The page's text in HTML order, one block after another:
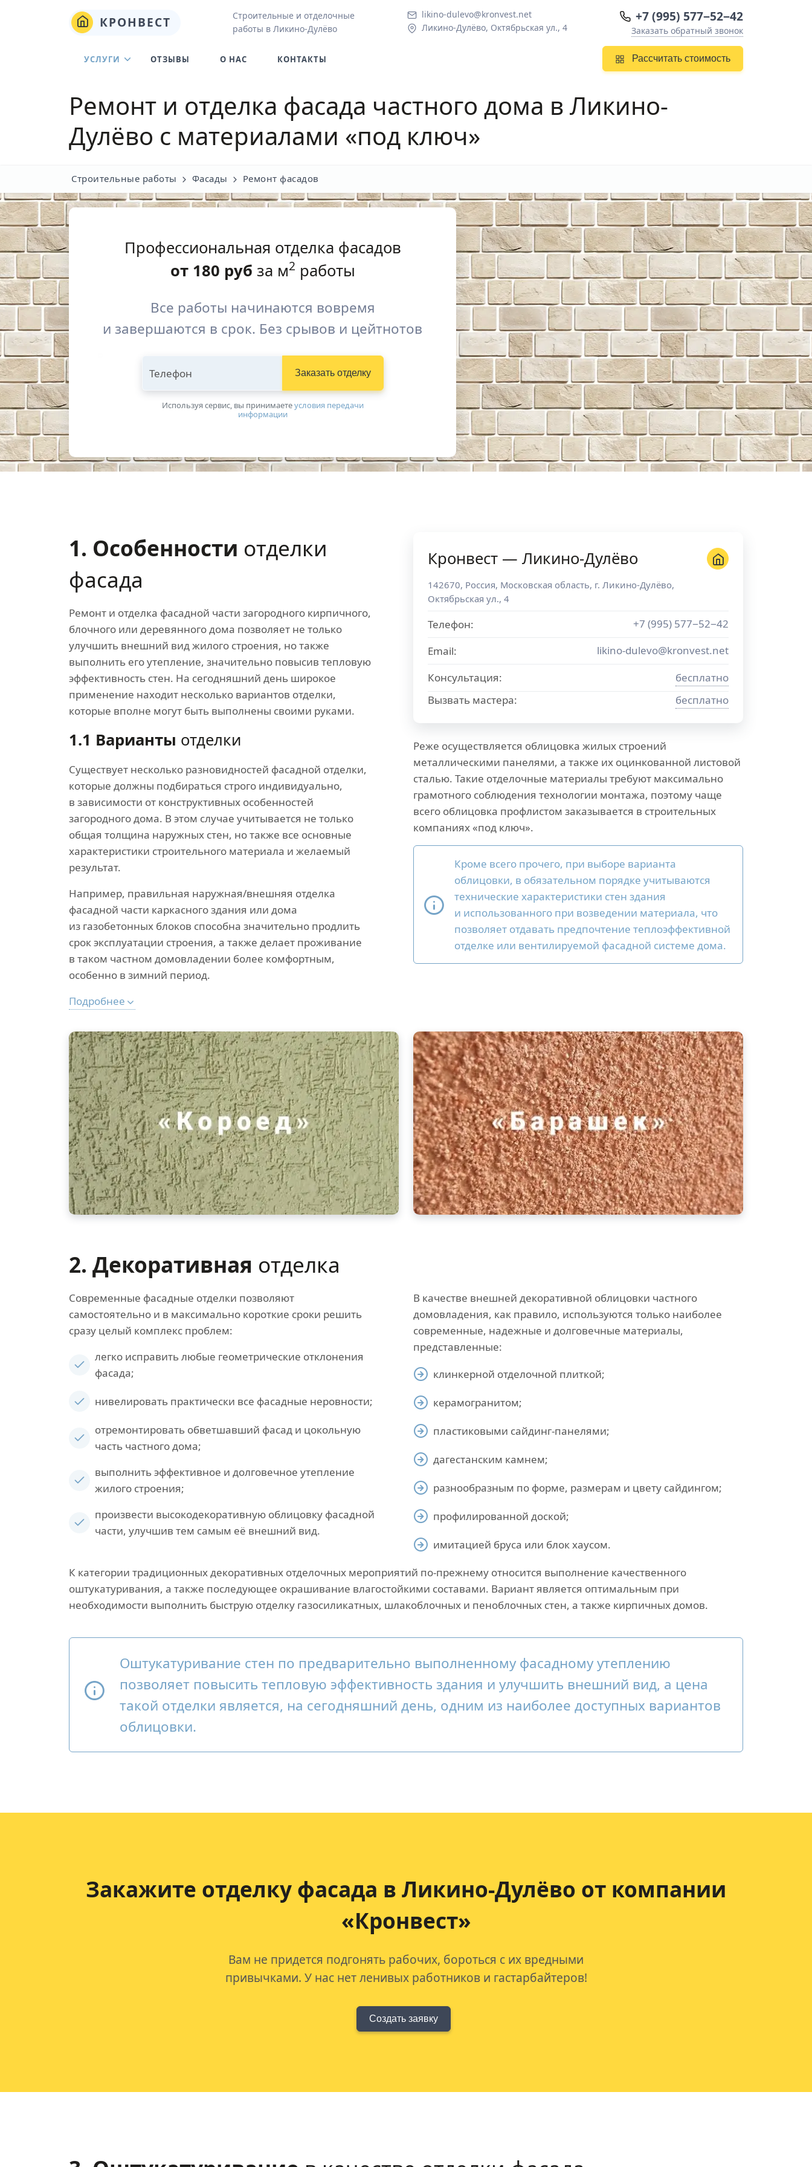
КРОНВЕСТ
Строительные и отделочные
работы в Ликино-Дулёво
likino-dulevo@kronvest.net
Ликино-Дулёво, Октябрьская ул., 4
+7 (995) 577−52−42
Заказать обратный звонок
Рассчитать стоимость
УСЛУГИ ОТЗЫВЫ О НАС КОНТАКТЫ
Ремонт и отделка фасада частного дома в Ликино-
Дулёво с материалами «под ключ»
Строительные работы Фасады Ремонт фасадов
Профессиональная отделка фасадов
от 180 руб за м2 работы
Все работы начинаются вовремя
и завершаются в срок. Без срывов и цейтнотов
Телефон Заказатьотделку
Используя сервис, вы принимаетeусловия передачи
информации
1. Особенности отделки
фасада
Ремонт и отделка фасадной части загородного кирпичного,
блочного или деревянного дома позволяет не только
улучшить внешний вид жилого строения, но также
выполнить его утепление, значительно повысив тепловую
эффективность стен. На сегодняшний день широкое
применение находит несколько вариантов отделки,
которые вполне могут быть выполнены своими руками.
1.1 Варианты отделки
Существует несколько разновидностей фасадной отделки,
которые должны подбираться строго индивидуально,
в зависимости от конструктивных особенностей
загородного дома. В этом случае учитывается не только
общая толщина наружных стен, но также все основные
характеристики строительного материала и желаемый
результат.
Например, правильная наружная/внешняя отделка
фасадной части каркасного здания или дома
из газобетонных блоков способна значительно продлить
срок эксплуатации строения, а также делает проживание
в таком частном домовладении более комфортным,
особенно в зимний период.
Подробнее
Кронвест — Ликино-Дулёво
142670, Россия, Московская область, г. Ликино-Дулёво,
Октябрьская ул., 4
Телефон:
+7 (995) 577−52−42
Email:
likino-dulevo@kronvest.net
Консультация:
бесплатно
Вызвать мастера:
бесплатно
Реже осуществляется облицовка жилых строений
металлическими панелями, а также их оцинкованной листовой
сталью. Такие отделочные материалы требуют максимально
грамотного соблюдения технологии монтажа, поэтому чаще
всего облицовка профлистом заказывается в строительных
компаниях «под ключ».
Кроме всего прочего, при выборе варианта
облицовки, в обязательном порядке учитываются
технические характеристики стен здания
и использованного при возведении материала, что
позволяет отдавать предпочтение теплоэффективной
отделке или вентилируемой фасадной системе дома.
2. Декоративная отделка
Современные фасадные отделки позволяют
самостоятельно и в максимально короткие сроки решить
сразу целый комплекс проблем:
легко исправить любые геометрические отклонения
фасада;
нивелировать практически все фасадные неровности;
отремонтировать обветшавший фасад и цокольную
часть частного дома;
выполнить эффективное и долговечное утепление
жилого строения;
произвести высокодекоративную облицовку фасадной
части, улучшив тем самым её внешний вид.
В качестве внешней декоративной облицовки частного
домовладения, как правило, используются только наиболее
современные, надежные и долговечные материалы,
представленные:
клинкерной отделочной плиткой;
керамогранитом;
пластиковыми сайдинг-панелями;
дагестанским камнем;
разнообразным по форме, размерам и цвету сайдингом;
профилированной доской;
имитацией бруса или блок хаусом.
К категории традиционных декоративных отделочных мероприятий по-прежнему относится выполнение качественного
оштукатуривания, а также последующее окрашивание влагостойкими составами. Вариант является оптимальным при
необходимости выполнить быструю отделку газосиликатных, шлакоблочных и пеноблочных стен, а также кирпичных домов.
Оштукатуривание стен по предварительно выполненному фасадному утеплению
позволяет повысить тепловую эффективность здания и улучшить внешний вид, а цена
такой отделки является, на сегодняшний день, одним из наиболее доступных вариантов
облицовки.
Закажите отделку фасада в Ликино-Дулёво от компании
«Кронвест»
Вам не придется подгонять рабочих, бороться с их вредными
привычками. У нас нет ленивых работников и гастарбайтеров!
Создать заявку